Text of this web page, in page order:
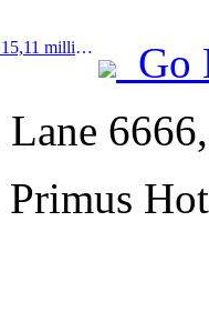
Prev:Shanghai a accueilli plus de 15,11 millions de visiteurs au cours des quatre premiers jours des vacances de la mi-automne et de la fête nationale, soit une augmentation de plus de 20 % par rapport à l'année précédente.
Go